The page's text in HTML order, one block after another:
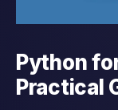
Python
Practical